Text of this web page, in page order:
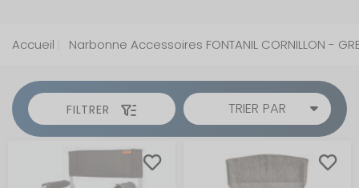
Accueil Narbonne Accessoires FONTANIL CORNILLON -
FILTRER TRIER PAR